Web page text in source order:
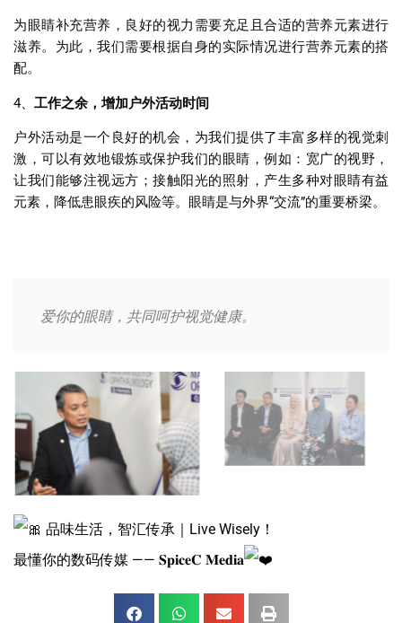
为眼睛补充营养，良好的视力需要充足且合适的营养元素进行
滋养。为此，我们需要根据自身的实际情况进行营养元素的搭
配。
4 工作之余，增加户外活动时间
户外活动是一个良好的机会，为我们提供了丰富多样的视觉刺
激，可以有效地锻炼或保护我们的眼睛，例如：宽广的视野，
让我们能够注视远方；接触阳光的照射，产生多种对眼睛有益
元素，降低患眼疾的风险等。眼睛是与外界“交流”的重要桥梁。
爱你的眼睛，共同呵护视觉健康。
品味生活，智汇传承｜Live Wisely！
最懂你的数码传媒 —— 𝐒𝐩𝐢𝐜𝐞𝐂 𝐌𝐞𝐝𝐢𝐚